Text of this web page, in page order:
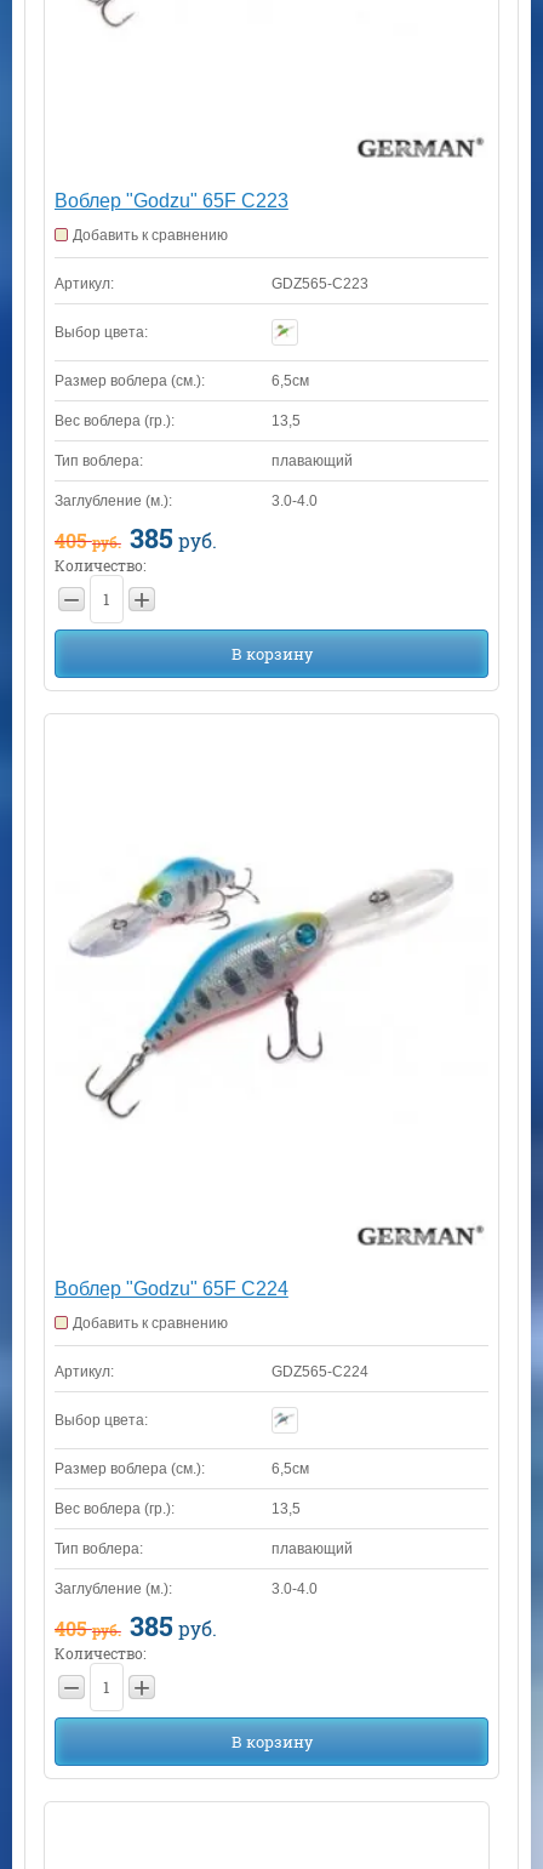
Воблер "Godzu" 65F C223
Добавить к сравнению
Артикул: GDZ565-C223
Выбор цвета:
Размер воблера (см.): 6,5см
Вес воблера (гр.): 13,5
Тип воблера: плавающий
Заглубление (м.): 3.0-4.0
405руб. 385руб.
Количество:
− +
В корзину
Воблер "Godzu" 65F C224
Добавить к сравнению
Артикул: GDZ565-C224
Выбор цвета:
Размер воблера (см.): 6,5см
Вес воблера (гр.): 13,5
Тип воблера: плавающий
Заглубление (м.): 3.0-4.0
405руб. 385руб.
Количество:
− +
В корзину